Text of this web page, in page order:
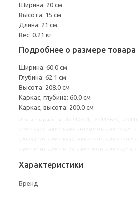
Ширина: 20 см
Высота: 15 см
Длина: 21 см
Вес: 0.21 кг
Подробнее о размере товара
Ширина: 60.0 см
Глубина: 62.1 см
Высота: 208.0 см
Каркас, глубина: 60.0 см
Каркас, высота: 200.0 см
Характеристики
Бренд